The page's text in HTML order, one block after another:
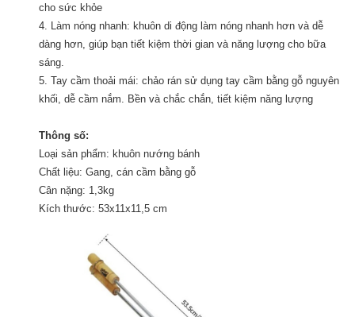
cho sức khỏe
4. Làm nóng nhanh: khuôn di động làm nóng nhanh hơn và dễ
dàng hơn, giúp bạn tiết kiệm thời gian và năng lượng cho bữa
sáng.
5. Tay cầm thoải mái: chảo rán sử dụng tay cầm bằng gỗ nguyên
khối, dễ cầm nắm. Bền và chắc chắn, tiết kiệm năng lượng
Thông số:
Loại sản phẩm: khuôn nướng bánh
Chất liệu: Gang, cán cầm bằng gỗ
Cân nặng: 1,3kg
Kích thước: 53x11x11,5 cm
HOÀN THÀNH